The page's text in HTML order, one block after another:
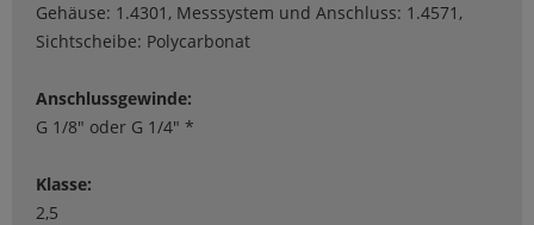
Gehäuse: 1.4301, Messsystem und Anschluss: 1.4571,
Sichtscheibe: Polycarbonat
Anschlussgewinde:
G 1/8" oder G 1/4" *
Klasse:
2,5